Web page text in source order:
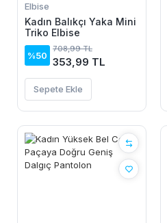
Elbise
Kadın Balıkçı Yaka Mini
Triko Elbise
%50
708,99 TL
353,99 TL
Sepete Ekle